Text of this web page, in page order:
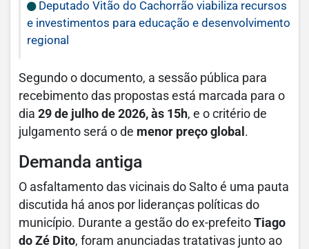
Deputado Vitão do Cachorrão viabiliza recursos
e investimentos para educação e desenvolvimento
regional
Segundo o documento, a sessão pública para
recebimento das propostas está marcada para o
dia 29 de julho de 2026, às 15h, e o critério de
julgamento será o de menor preço global .
Demanda antiga
O asfaltamento das vicinais do Salto é uma pauta
discutida há anos por lideranças políticas do
município. Durante a gestão do ex-prefeito Tiago
do Zé Dito, foram anunciadas tratativas junto ao